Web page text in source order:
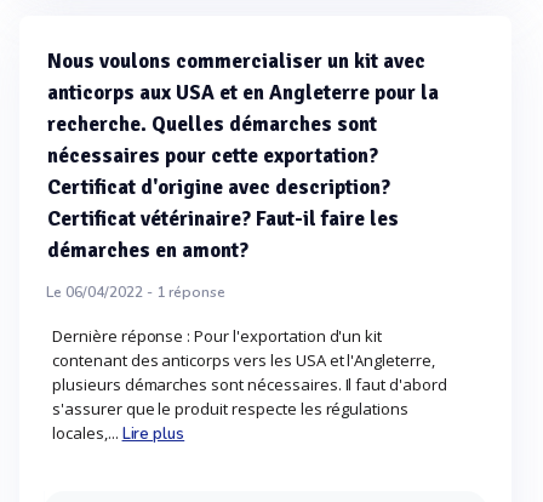
Nous voulons commercialiser un kit avec
anticorps aux USA et en Angleterre pour la
recherche. Quelles démarches sont
nécessaires pour cette exportation?
Certificat d'origine avec description?
Certificat vétérinaire? Faut-il faire les
démarches en amont?
Le 06/04/2022 - 1réponse
Dernière réponse : Pour l'exportation d'un kit
contenant des anticorps vers les USA et l'Angleterre,
plusieurs démarches sont nécessaires. Il faut d'abord
s'assurer que le produit respecte les régulations
locales,... Lire plus